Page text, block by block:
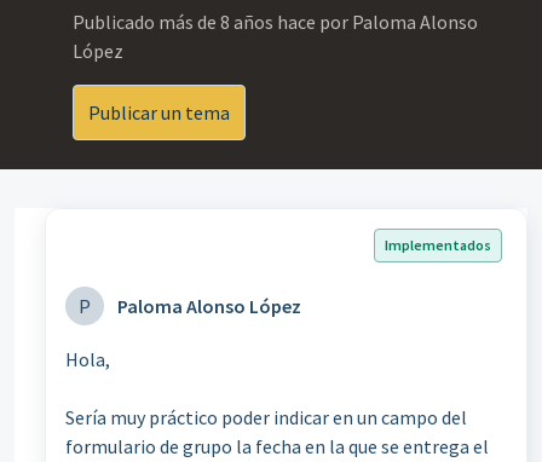
Publicado más de 8 años hace por Paloma Alonso
López
Publicar un tema
Implementados
P Paloma Alonso López
Hola,
Sería muy práctico poder indicar en un campo del
formulario de grupo la fecha en la que se entrega el